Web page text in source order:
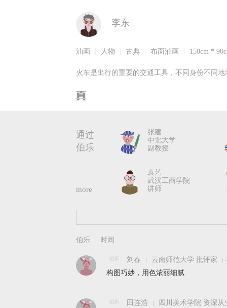
李东
油画 人物 古典 布面油画 150cm *
火车是出行的重要的交通工具，不同身份不同
通过
伯乐
more
张建
中北大学
副教授
袁艺
武汉工商学院
讲师
伯乐 刘春 云南师范大学 批评家
构图巧妙，用色浓丽细腻
伯乐 田连浩
四川美术学院 资深从